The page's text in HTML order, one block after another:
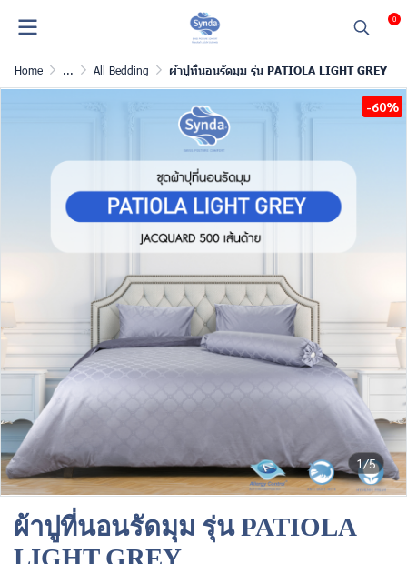
0
Home ... All Bedding ผ้าปูที่นอนรัดมุม รุ่น PATIOLA LIGHT GREY
1/5
-60%
ผ้าปูที่นอนรัดมุม รุ่น PATIOLA
LIGHT GREY